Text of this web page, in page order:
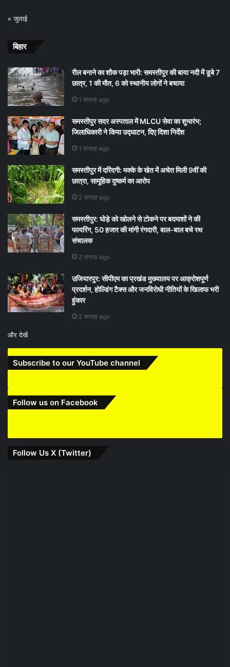
« जुलाई
बिहार
रील बनाने का शौक पड़ा भारी: समस्तीपुर की बाया नदी में डूबे 7
छात्र, 1 की मौत, 6 को स्थानीय लोगों ने बचाया
1 सप्ताह ago
समस्तीपुर सदर अस्पताल में MLCU सेवा का शुभारंभ;
जिलाधिकारी ने किया उद्घाटन, दिए दिशा निर्देश
1 सप्ताह ago
समस्तीपुर में दरिंदगी: मक्के के खेत में अचेत मिली 9वीं की
छात्रा, सामूहिक दुष्कर्म का आरोप
2 सप्ताह ago
समस्तीपुर: घोड़े को खोलने से टोकने पर बदमाशों ने की
फायरिंग, 50 हजार की मांगी रंगदारी, बाल-बाल बचे रथ
संचालक
2 सप्ताह ago
उजियारपुर: सीपीएम का प्रखंड मुख्यालय पर आक्रोशपूर्ण
प्रदर्शन, होल्डिंग टैक्स और जनविरोधी नीतियों के खिलाफ भरी
हुंकार
2 सप्ताह ago
और देखें
Subscribe to our YouTube channel
Follow us on Facebook
Follow Us X (Twitter)